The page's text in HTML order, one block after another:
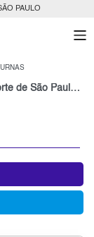
PAULO
Apartamentos em Furnas para Alugar, Zona Norte de São Paulo, SP